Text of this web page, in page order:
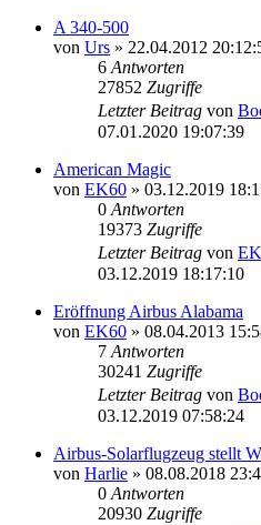
A 340-500
von Urs » 22.04.2012
6 Antworten
27852 Zugriffe
Letzter Beitrag von
07.01.2020 19:07:39
American Magic
von EK60 » 03.12.2019
0 Antworten
19373 Zugriffe
Letzter Beitrag von
03.12.2019 18:17:10
Eröffnung Airbus Alabama
von EK60 » 08.04.2013
7 Antworten
30241 Zugriffe
Letzter Beitrag von
03.12.2019 07:58:24
Airbus-Solarflugzeug stellt
von Harlie » 08.08.2018
0 Antworten
20930 Zugriffe